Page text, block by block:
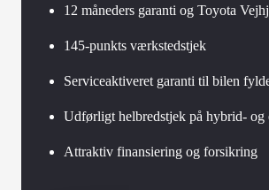
12 måneders garanti og Toyota
145-punkts værkstedstjek
Serviceaktiveret garanti til bilen
Udførligt helbredstjek på hybrid- og
Attraktiv finansiering og forsikring